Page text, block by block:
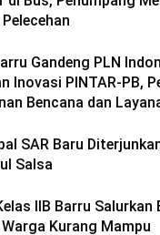
Gandeng PLN
Inovasi PINTAR-PB,
Bencana dan
SAR Baru
Salsa
IIB Barru
Kurang Mampu